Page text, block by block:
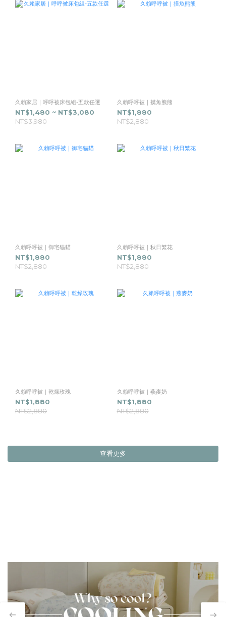
久賴家居｜呼呼被床包組-五款任選
NT$1,480 ~ NT$3,080
NT$3,980
久賴呼呼被｜摸魚熊熊
NT$1,880
NT$2,880
久賴呼呼被｜御宅貓貓
NT$1,880
NT$2,880
久賴呼呼被｜秋日繁花
NT$1,880
NT$2,880
久賴呼呼被｜乾燥玫瑰
NT$1,880
NT$2,880
久賴呼呼被｜燕麥奶
NT$1,880
NT$2,880
查看更多